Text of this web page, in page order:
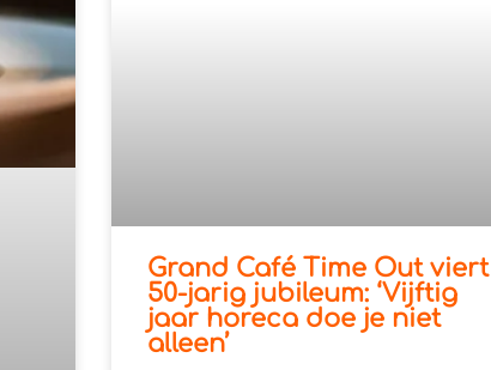
Grand Café Time Out viert
50-jarig jubileum: ‘Vijftig
jaar horeca doe je niet
alleen’